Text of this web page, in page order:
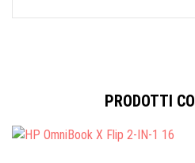
PRODOTTI